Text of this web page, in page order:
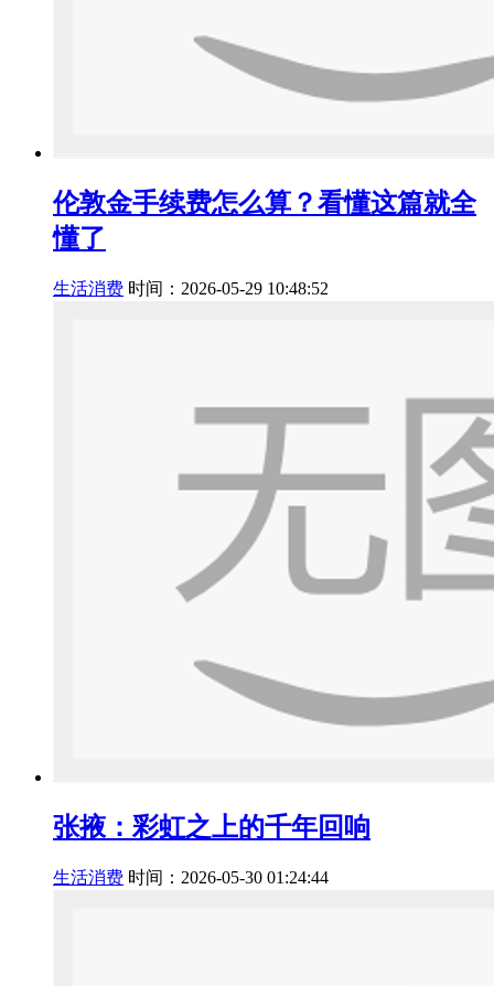
伦敦金手续费怎么算？看懂这篇就全
懂了
生活消费 时间：2026-05-29 10:48:52
张掖：彩虹之上的千年回响
生活消费 时间：2026-05-30 01:24:44